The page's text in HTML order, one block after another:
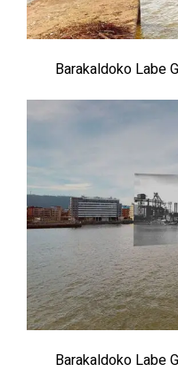
Barakaldoko Labe
Barakaldoko Labe